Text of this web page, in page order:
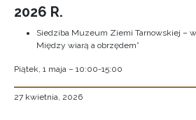
2026 R.
Siedziba Muzeum Ziemi Tarnowskiej –
Między wiarą a obrzędem”
Piątek, 1 maja – 10:00-15:00
27 kwietnia, 2026